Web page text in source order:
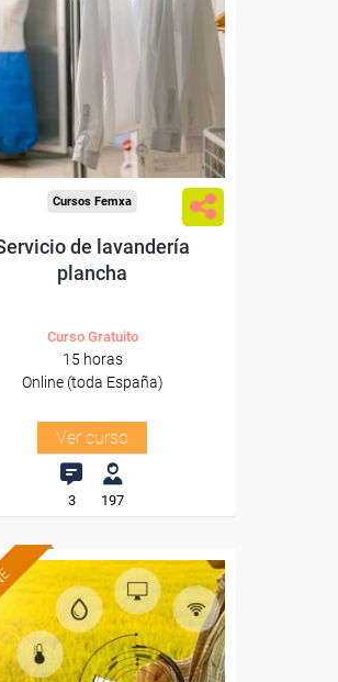
Para desempleados,
y autónomos.
-Otros Servicios.
Cursos Femxa
de lavandería
plancha
Curso Gratuito
15 horas
Online (toda España)
Ver curso
3 197
Formación 100%
subvencionada.